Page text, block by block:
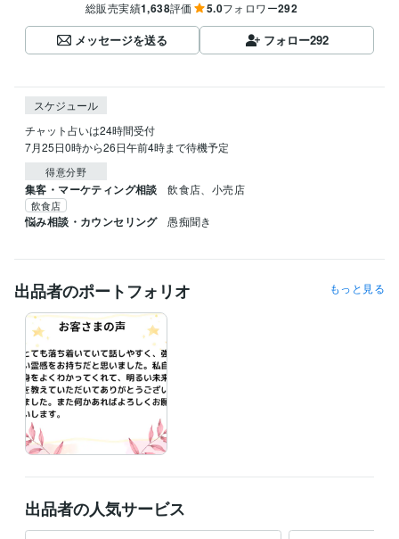
総販売実績1,638評価 5.0フォロワー292
メッセージを送る フォロー292
スケジュール
チャット占いは24時間受付
7月25日0時から26日午前4時まで待機予定
得意分野
集客・マーケティング相談 飲食店、小売店
飲食店
悩み相談・カウンセリング 愚痴聞き
出品者のポートフォリオ もっと見る
出品者の人気サービス